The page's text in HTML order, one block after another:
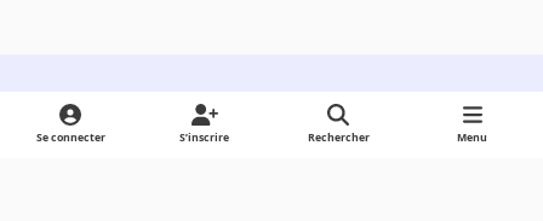
Light ModeDark ModeSystem Preference
Se connecter S’inscrire Rechercher Menu